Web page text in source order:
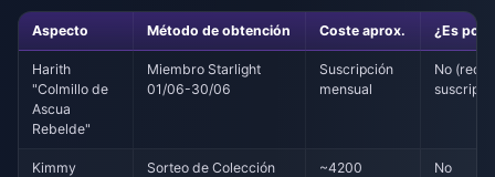
Aspecto Método de obtención Coste aprox. ¿Es
Harith
"Colmillo de
Ascua
Rebelde"
Miembro Starlight
01/06-30/06
Suscripción
mensual
No
Kimmy
Sorteo de Colección
~4200
No